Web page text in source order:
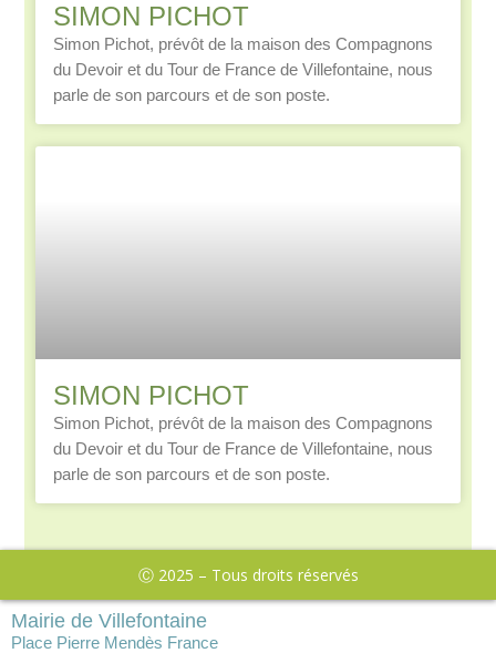
SIMON PICHOT
Simon Pichot, prévôt de la maison des Compagnons
du Devoir et du Tour de France de Villefontaine, nous
parle de son parcours et de son poste.
SIMON PICHOT
Simon Pichot, prévôt de la maison des Compagnons
du Devoir et du Tour de France de Villefontaine, nous
parle de son parcours et de son poste.
Ⓒ 2025 – Tous droits réservés
Mairie de Villefontaine
Place Pierre Mendès France